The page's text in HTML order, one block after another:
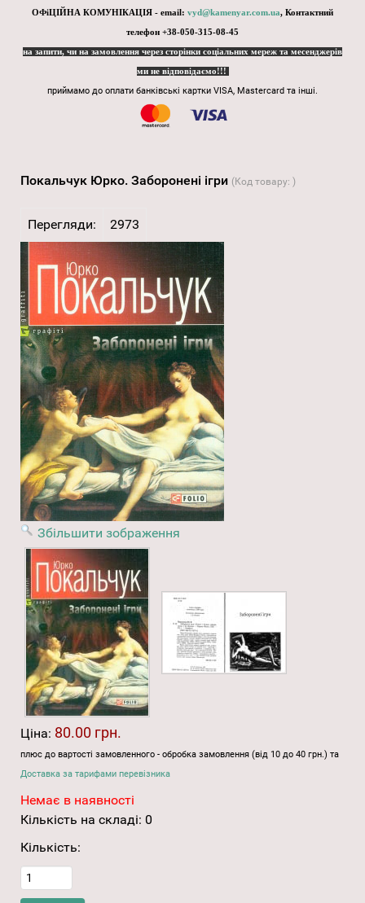
ОФіЦІЙНА КОМУНІКАЦІЯ - email: vyd@kamenyar.com.ua, Контактний
телефон +38-050-315-08-45
на запити, чи на замовлення через сторінки соціальних мереж та месенджерів
ми не відповідаємо!!!
приймамо до оплати банківські картки VISA, Mastercard та інші.
Покальчук Юрко. Заборонені ігри (Код товару: )
Перегляди: 2973
Збільшити зображення
Ціна: 80.00 грн.
плюс до вартості замовленного - обробка замовлення (від 10 до 40 грн.) та
Доставка за тарифами перевізника
Немає в наявності
Кількість на складі: 0
Кількість: